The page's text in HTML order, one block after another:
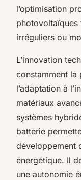
l’optimisation
photovoltaïques
irréguliers ou
L’innovation
constamment la
l’adaptation à
matériaux
systèmes
batterie
développement
énergétique. Il
une autonomie